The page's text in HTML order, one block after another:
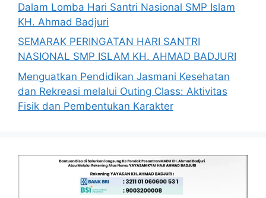
Dalam Lomba Hari Santri Nasional SMP Islam
KH. Ahmad Badjuri
SEMARAK PERINGATAN HARI SANTRI
NASIONAL SMP ISLAM KH. AHMAD BADJURI
Menguatkan Pendidikan Jasmani Kesehatan
dan Rekreasi melalui Outing Class: Aktivitas
Fisik dan Pembentukan Karakter